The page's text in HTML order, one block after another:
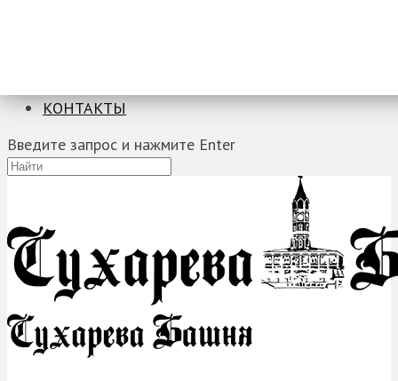
КОНТАКТЫ
Введите запрос и нажмите Enter